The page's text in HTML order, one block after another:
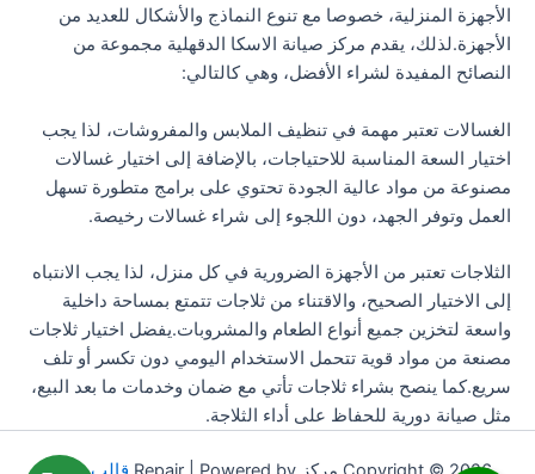
الأجهزة المنزلية، خصوصا مع تنوع النماذج والأشكال للعديد من
الأجهزة.لذلك، يقدم مركز صيانة الاسكا الدقهلية مجموعة من
النصائح المفيدة لشراء الأفضل، وهي كالتالي:
الغسالات تعتبر مهمة في تنظيف الملابس والمفروشات، لذا يجب
اختيار السعة المناسبة للاحتياجات، بالإضافة إلى اختيار غسالات
مصنوعة من مواد عالية الجودة تحتوي على برامج متطورة تسهل
العمل وتوفر الجهد، دون اللجوء إلى شراء غسالات رخيصة.
الثلاجات تعتبر من الأجهزة الضرورية في كل منزل، لذا يجب الانتباه
إلى الاختيار الصحيح، والاقتناء من ثلاجات تتمتع بمساحة داخلية
واسعة لتخزين جميع أنواع الطعام والمشروبات.يفضل اختيار ثلاجات
مصنعة من مواد قوية تتحمل الاستخدام اليومي دون تكسر أو تلف
سريع.كما ينصح بشراء ثلاجات تأتي مع ضمان وخدمات ما بعد البيع،
مثل صيانة دورية للحفاظ على أداء الثلاجة.